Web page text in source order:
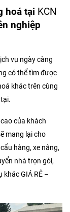
hoá tại KCN
nghiệp
vụ ngày càng
có thể tìm được
khác trên cùng
của khách
mang lại cho
hàng, xe nâng,
nhà trọn gói,
khác GIÁ RẺ –